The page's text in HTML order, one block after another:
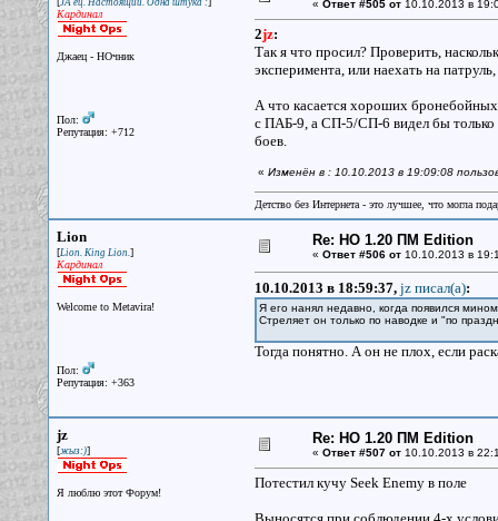
JA'ец. Настоящий. Одна штука :
Кардинал
Джаец - НОчник
Пол:
Репутация: +712
« Ответ #505 от10.10.2013 в
2jz:
Так я что просил? Проверить,
эксперимента, или наехать на
А что касается хороших
с ПАБ-9, а СП-5/СП-6 видел бы только
боев.
« Изменён в : 10.10.2013 в 19:09:08
Детство без Интернета - это лучшее, что могла
Lion
[Lion. King Lion.]
Кардинал
Welcome to Metavira!
Пол:
Репутация: +363
Re: НО 1.20 ПМ Edition
« Ответ #506 от10.10.2013 в
10.10.2013 в 18:59:37, jz писал(a):
Я его нанял недавно, когда появился
Стреляет он только по наводке и "по
Тогда понятно. А он не плох, если
jz
[жыз:)]
Я люблю этот Форум!
Re: НО 1.20 ПМ Edition
« Ответ #507 от10.10.2013 в
Потестил кучу Seek Enemy в поле